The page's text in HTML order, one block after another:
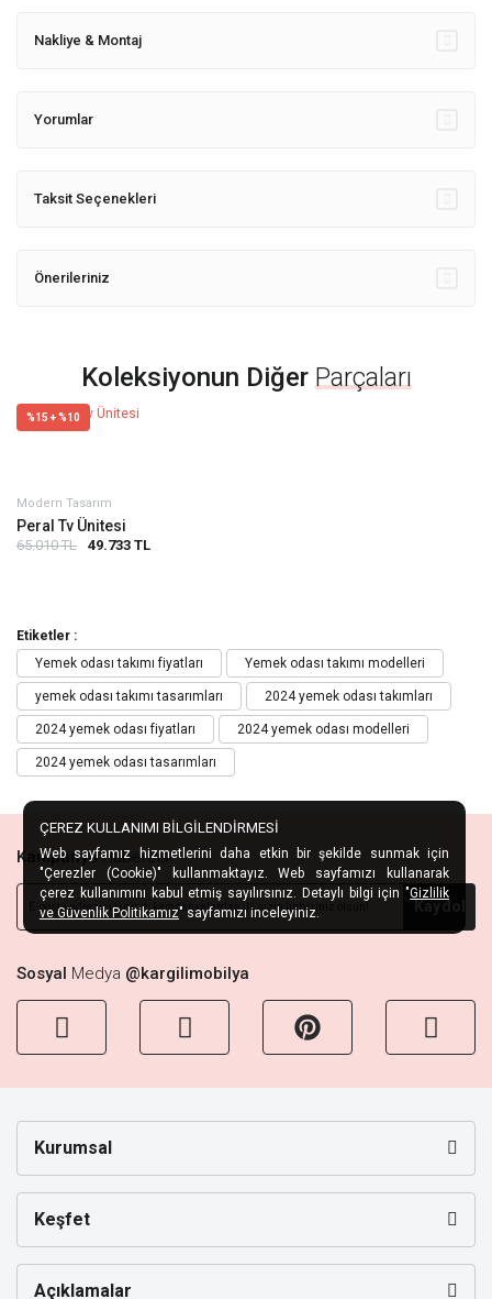
Nakliye & Montaj
Yorumlar
Taksit Seçenekleri
Önerileriniz
Koleksiyonun Diğer Parçaları
%15 + %10
Modern Tasarım
Peral Tv Ünitesi
65.010 TL 49.733 TL
Etiketler :
Yemek odası takımı fiyatları
Yemek odası takımı modelleri
yemek odası takımı tasarımları 2024 yemek odası takımları
2024 yemek odası fiyatları 2024 yemek odası modelleri
2024 yemek odası tasarımları
KampanyaHabercisi
Sosyal Medya @kargilimobilya
Kurumsal
Keşfet
Açıklamalar
ÇEREZ KULLANIMI BİLGİLENDİRMESİ
Web sayfamız hizmetlerini daha etkin bir şekilde sunmak için
"Çerezler (Cookie)" kullanmaktayız. Web sayfamızı kullanarak
çerez kullanımını kabul etmiş sayılırsınız. Detaylı bilgi için "Gizlilik
ve Güvenlik Politikamız" sayfamızı inceleyiniz.